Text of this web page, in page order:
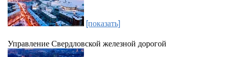
[показать]
Управление Свердловской железной дорогой